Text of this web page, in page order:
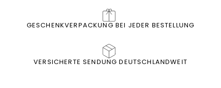
GESCHENKVERPACKUNG BEI JEDER BESTELLUNG
VERSICHERTE SENDUNG DEUTSCHLANDWEIT